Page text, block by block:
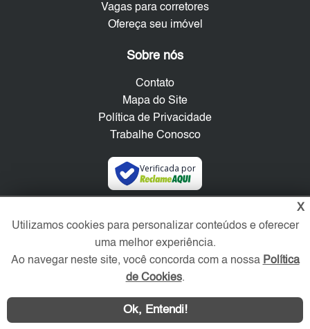
Vagas para corretores
Ofereça seu imóvel
Sobre nós
Contato
Mapa do Site
Política de Privacidade
Trabalhe Conosco
Verificada por
X
Utilizamos cookies para personalizar conteúdos e oferecer
uma melhor experiência.
Ao navegar neste site, você concorda com a nossa Política
de Cookies.
Ok, Entendi!